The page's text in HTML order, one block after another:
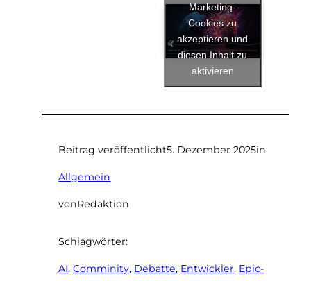
Marketing-
Cookies zu
akzeptieren und
diesen Inhalt zu
aktivieren
Beitrag veröffentlicht5. Dezember 2025in
Allgemein
vonRedaktion
Schlagwörter:
AI, Comminity, Debatte, Entwickler, Epic-